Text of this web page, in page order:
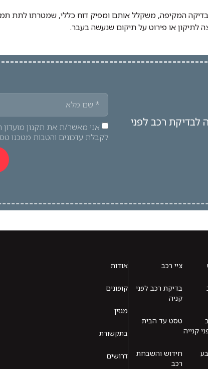
המקיפה, משקלל אותם ומפיק דוח כללי, שמטרתו לתת
לתיקון או פירוט על תיקום שנעשה בעבר.
וקבלו קופון 10% הנחה לבדיקת רכב לפני אני מאשר/ת את תקנון מועדון
לקבלת עדכונים והטבות מטכנו
ציי רכב
בדיקת רכב לפני
קניה
קנייה
טסט עד הבית
חידוש והשבחת
רכב
אודות
קופונים
מגזין
בתקשורת
דרושים